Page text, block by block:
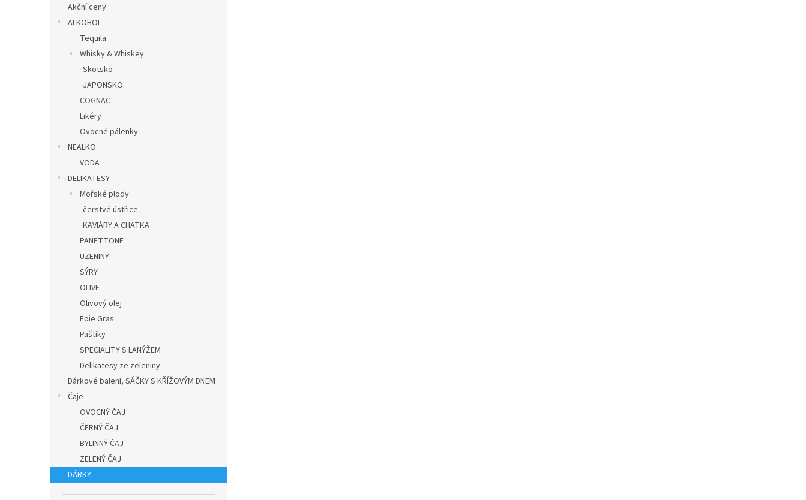
Akční ceny
ALKOHOL
Tequila
Whisky & Whiskey
Skotsko
JAPONSKO
COGNAC
Likéry
Ovocné pálenky
NEALKO
VODA
DELIKATESY
Mořské plody
čerstvé ústřice
KAVIÁRY A CHATKA
PANETTONE
UZENINY
SÝRY
OLIVE
Olivový olej
Foie Gras
Paštiky
SPECIALITY S LANÝŽEM
Delikatesy ze zeleniny
Dárkové balení, SÁČKY S KŘÍŽOVÝM DNEM
Čaje
OVOCNÝ ČAJ
ČERNÝ ČAJ
BYLINNÝ ČAJ
ZELENÝ ČAJ
DÁRKY